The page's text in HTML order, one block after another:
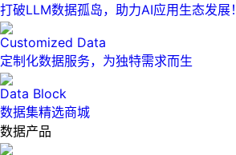
打破LLM数据孤岛，助力AI应用生态发展！
Customized Data
定制化数据服务，为独特需求而生
Data Block
数据集精选商城
数据产品